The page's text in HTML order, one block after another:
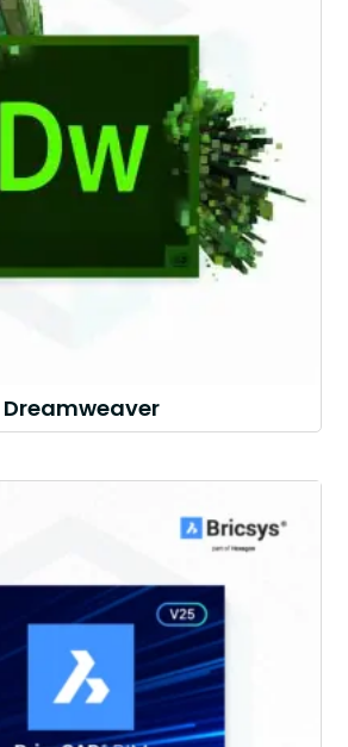
Dreamweaver